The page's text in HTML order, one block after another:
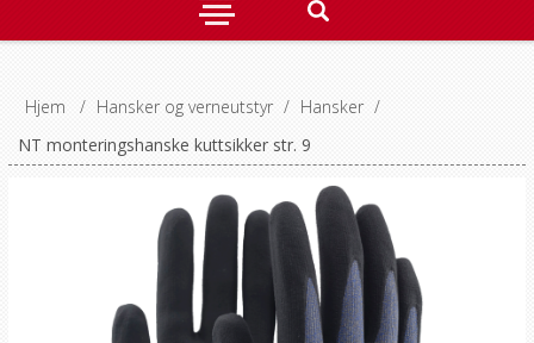
Hjem / Hansker og verneutstyr / Hansker /
NT monteringshanske kuttsikker str. 9